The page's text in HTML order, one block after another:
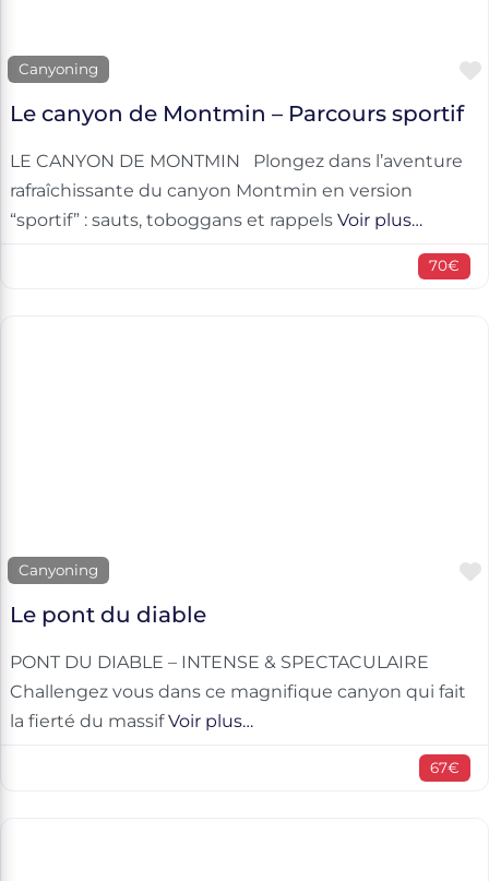
Canyoning
Le canyon de Montmin – Parcours sportif
LE CANYON DE MONTMIN Plongez dans l’aventure
rafraîchissante du canyon Montmin en version
“sportif” : sauts, toboggans et rappels Voir plus…
70€
Canyoning
Le pont du diable
PONT DU DIABLE – INTENSE & SPECTACULAIRE
Challengez vous dans ce magnifique canyon qui fait
la fierté du massifVoir plus…
67€